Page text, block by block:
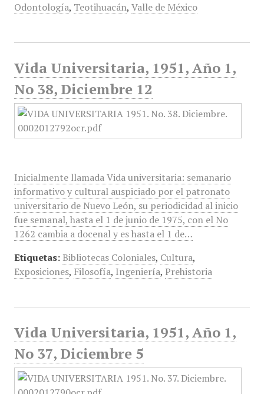
Odontología, Teotihuacán, Valle de México
Vida Universitaria, 1951, Año 1,
No 38, Diciembre 12
Inicialmente llamada Vida universitaria: semanario
informativo y cultural auspiciado por el patronato
universitario de Nuevo León, su periodicidad al inicio
fue semanal, hasta el 1 de junio de 1975, con el No
1262 cambia a docenal y es hasta el 1 de…
Etiquetas: Bibliotecas Coloniales, Cultura,
Exposiciones, Filosofía, Ingeniería, Prehistoria
Vida Universitaria, 1951, Año 1,
No 37, Diciembre 5